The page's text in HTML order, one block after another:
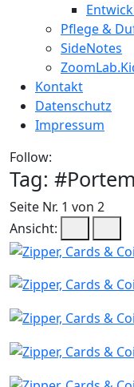
Pflege &
SideNotes
Kontakt
Datenschutz
Impressum
Follow:
Tag: #
Seite Nr. 1 von 2
Ansicht: